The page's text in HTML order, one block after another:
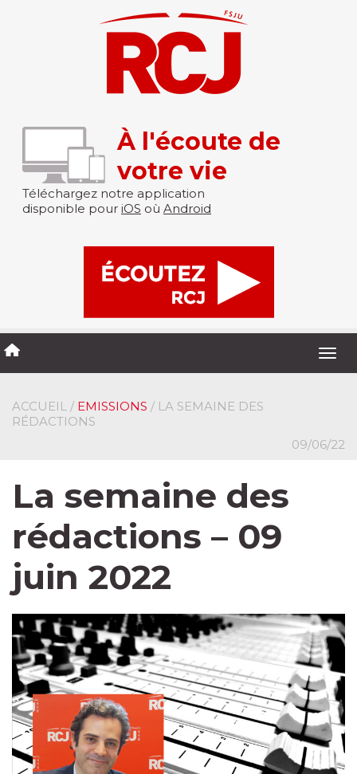
À l'écoute de
votre vie
Téléchargez notre application
disponible pour iOS où Android
ACCUEIL / EMISSIONS / LA SEMAINE DES
RÉDACTIONS
09/06/22
La semaine des
rédactions – 09
juin 2022